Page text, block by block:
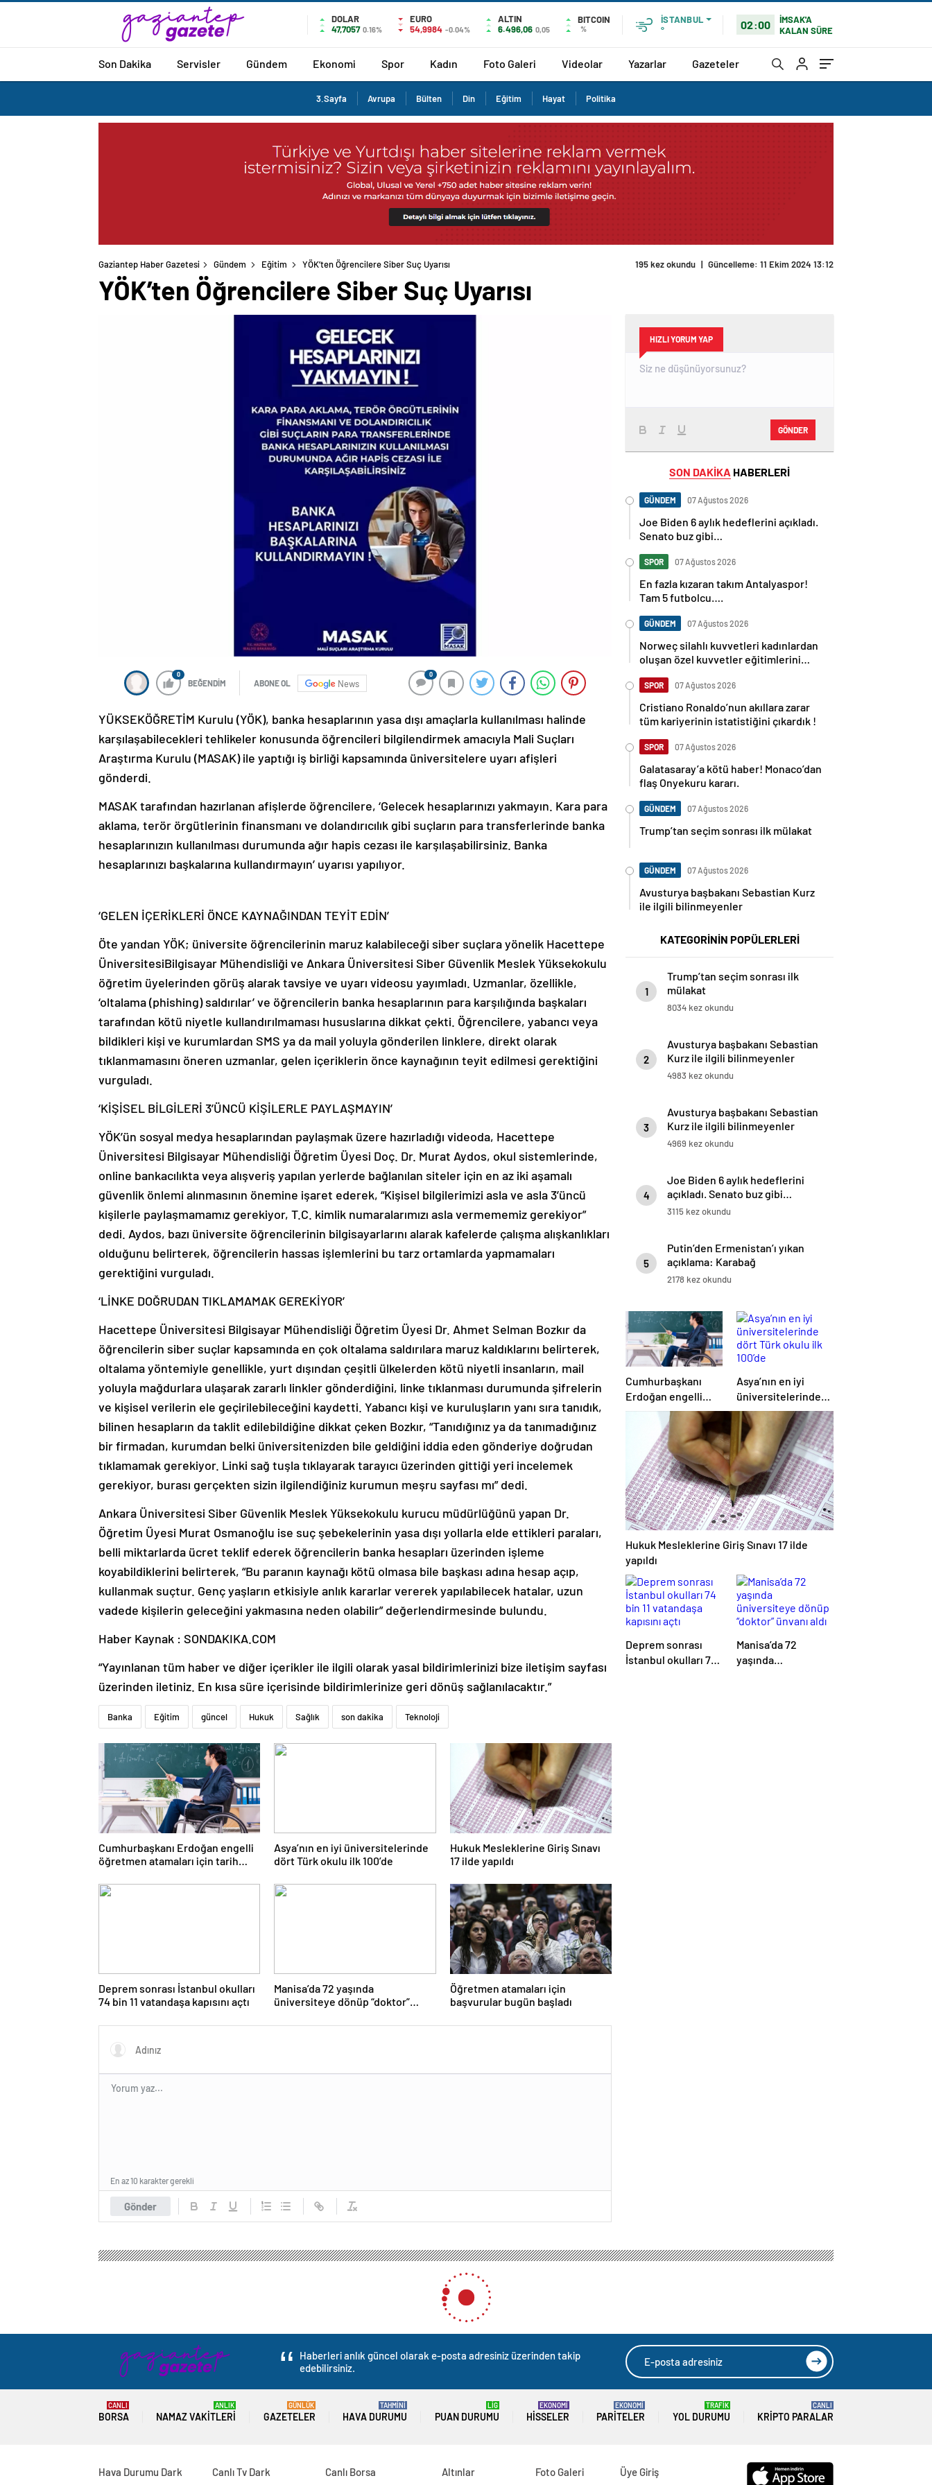
DOLAR
47,7057 0.16%
EURO
54,9984 -0.04%
ALTIN
6.496,06 0,05
BITCOIN
%
İSTANBUL
°
02:00
İMSAK'A
KALAN SÜRE
Son Dakika Servisler Gündem Ekonomi Spor Kadın Foto Galeri Videolar Yazarlar Gazeteler
3.Sayfa Avrupa Bülten Din Eğitim Hayat Politika
Gaziantep Haber Gazetesi Gündem Eğitim YÖK’ten Öğrencilere Siber Suç Uyarısı 195 kez okundu | Güncelleme: 11 Ekim 2024 13:12
YÖK’ten Öğrencilere Siber Suç Uyarısı
0
BEĞENDİM ABONE OL News
0
YÜKSEKÖĞRETİM Kurulu (YÖK), banka hesaplarının yasa dışı amaçlarla kullanılması halinde
karşılaşabilecekleri tehlikeler konusunda öğrencileri bilgilendirmek amacıyla Mali Suçları
Araştırma Kurulu (MASAK) ile yaptığı iş birliği kapsamında üniversitelere uyarı afişleri
gönderdi.
MASAK tarafından hazırlanan afişlerde öğrencilere, ‘Gelecek hesaplarınızı yakmayın. Kara para
aklama, terör örgütlerinin finansmanı ve dolandırıcılık gibi suçların para transferlerinde banka
hesaplarınızın kullanılması durumunda ağır hapis cezası ile karşılaşabilirsiniz. Banka
hesaplarınızı başkalarına kullandırmayın’ uyarısı yapılıyor.
‘GELEN İÇERİKLERİ ÖNCE KAYNAĞINDAN TEYİT EDİN’
Öte yandan YÖK; üniversite öğrencilerinin maruz kalabileceği siber suçlara yönelik Hacettepe
ÜniversitesiBilgisayar Mühendisliği ve Ankara Üniversitesi Siber Güvenlik Meslek Yüksekokulu
öğretim üyelerinden görüş alarak tavsiye ve uyarı videosu yayımladı. Uzmanlar, özellikle,
‘oltalama (phishing) saldırılar’ ve öğrencilerin banka hesaplarının para karşılığında başkaları
tarafından kötü niyetle kullandırılmaması hususlarına dikkat çekti. Öğrencilere, yabancı veya
bildikleri kişi ve kurumlardan SMS ya da mail yoluyla gönderilen linklere, direkt olarak
tıklanmamasını öneren uzmanlar, gelen içeriklerin önce kaynağının teyit edilmesi gerektiğini
vurguladı.
‘KİŞİSEL BİLGİLERİ 3’ÜNCÜ KİŞİLERLE PAYLAŞMAYIN’
YÖK’ün sosyal medya hesaplarından paylaşmak üzere hazırladığı videoda, Hacettepe
Üniversitesi Bilgisayar Mühendisliği Öğretim Üyesi Doç. Dr. Murat Aydos, okul sistemlerinde,
online bankacılıkta veya alışveriş yapılan yerlerde bağlanılan siteler için en az iki aşamalı
güvenlik önlemi alınmasının önemine işaret ederek, “Kişisel bilgilerimizi asla ve asla 3’üncü
kişilerle paylaşmamamız gerekiyor, T.C. kimlik numaralarımızı asla vermememiz gerekiyor”
dedi. Aydos, bazı üniversite öğrencilerinin bilgisayarlarını alarak kafelerde çalışma alışkanlıkları
olduğunu belirterek, öğrencilerin hassas işlemlerini bu tarz ortamlarda yapmamaları
gerektiğini vurguladı.
‘LİNKE DOĞRUDAN TIKLAMAMAK GEREKİYOR’
Hacettepe Üniversitesi Bilgisayar Mühendisliği Öğretim Üyesi Dr. Ahmet Selman Bozkır da
öğrencilerin siber suçlar kapsamında en çok oltalama saldırılara maruz kaldıklarını belirterek,
oltalama yöntemiyle genellikle, yurt dışından çeşitli ülkelerden kötü niyetli insanların, mail
yoluyla mağdurlara ulaşarak zararlı linkler gönderdiğini, linke tıklanması durumunda şifrelerin
ve kişisel verilerin ele geçirilebileceğini kaydetti. Yabancı kişi ve kuruluşların yanı sıra tanıdık,
bilinen hesapların da taklit edilebildiğine dikkat çeken Bozkır, “Tanıdığınız ya da tanımadığınız
bir firmadan, kurumdan belki üniversitenizden bile geldiğini iddia eden gönderiye doğrudan
tıklamamak gerekiyor. Linki sağ tuşla tıklayarak tarayıcı üzerinden gittiği yeri incelemek
gerekiyor, burası gerçekten sizin ilgilendiğiniz kurumun meşru sayfası mı” dedi.
Ankara Üniversitesi Siber Güvenlik Meslek Yüksekokulu kurucu müdürlüğünü yapan Dr.
Öğretim Üyesi Murat Osmanoğlu ise suç şebekelerinin yasa dışı yollarla elde ettikleri paraları,
belli miktarlarda ücret teklif ederek öğrencilerin banka hesapları üzerinden işleme
koyabildiklerini belirterek, “Bu paranın kaynağı kötü olmasa bile başkası adına hesap açıp,
kullanmak suçtur. Genç yaşların etkisiyle anlık kararlar vererek yapılabilecek hatalar, uzun
vadede kişilerin geleceğini yakmasına neden olabilir” değerlendirmesinde bulundu.
Haber Kaynak : SONDAKIKA.COM
“Yayınlanan tüm haber ve diğer içerikler ile ilgili olarak yasal bildirimlerinizi bize iletişim sayfası
üzerinden iletiniz. En kısa süre içerisinde bildirimlerinize geri dönüş sağlanılacaktır.”
Banka Eğitim güncel Hukuk Sağlık son dakika Teknoloji
Cumhurbaşkanı Erdoğan engelli
öğretmen atamaları için tarih
Asya’nın en iyi üniversitelerinde
dört Türk okulu ilk 100’de
Hukuk Mesleklerine Giriş Sınavı
17 ilde yapıldı
Deprem sonrası İstanbul okulları
74 bin 11 vatandaşa kapısını açtı
Manisa’da 72 yaşında
üniversiteye dönüp “doktor”
Öğretmen atamaları için
başvurular bugün başladı
Gönder
En az 10 karakter gerekli
HIZLI YORUM YAP
GÖNDER
SON DAKİKA HABERLERİ
GÜNDEM 07 Ağustos 2026
Joe Biden 6 aylık hedeflerini açıkladı.
Senato buz gibi…
SPOR 07 Ağustos 2026
En fazla kızaran takım Antalyaspor!
Tam 5 futbolcu….
GÜNDEM 07 Ağustos 2026
Norweç silahlı kuvvetleri kadınlardan
oluşan özel kuvvetler eğitimlerini
SPOR 07 Ağustos 2026
Cristiano Ronaldo’nun akıllara zarar
tüm kariyerinin istatistiğini çıkardık !
SPOR 07 Ağustos 2026
Galatasaray’a kötü haber! Monaco’dan
flaş Onyekuru kararı.
GÜNDEM 07 Ağustos 2026
Trump’tan seçim sonrası ilk mülakat
GÜNDEM 07 Ağustos 2026
Avusturya başbakanı Sebastian Kurz
ile ilgili bilinmeyenler
KATEGORİNİN POPÜLERLERİ
1
Trump’tan seçim sonrası ilk
mülakat
8034 kez okundu
2
Avusturya başbakanı Sebastian
Kurz ile ilgili bilinmeyenler
4983 kez okundu
3
Avusturya başbakanı Sebastian
Kurz ile ilgili bilinmeyenler
4969 kez okundu
4
Joe Biden 6 aylık hedeflerini
açıkladı. Senato buz gibi…
3115 kez okundu
5
Putin’den Ermenistan’ı yıkan
açıklama: Karabağ
Azerbaycan’ın ayrılmaz bir
2178 kez okundu
Cumhurbaşkanı
Erdoğan engelli
öğretmen atamaları
için tarih verdi
Asya’nın en iyi
üniversitelerinde
dört Türk okulu ilk
100’de
Hukuk Mesleklerine Giriş Sınavı 17 ilde
yapıldı
Deprem sonrası
İstanbul okulları 74
Manisa’da 72
yaşında
Haberleri anlık güncel olarak e-posta adresiniz üzerinden takip
edebilirsiniz.
BORSA
CANLI
NAMAZ VAKITLERI
ANLIK
GAZETELER
GÜNLÜK
HAVA DURUMU
TAHMİNİ
PUAN DURUMU
LİG
HISSELER
EKONOMİ
PARITELER
EKONOMİ
YOL DURUMU
TRAFİK
KRIPTO PARALAR
CANLI
Hava Durumu Dark
Canlı Tv Dark
Canlı Borsa
Altınlar
Foto Galeri
Üye Giriş